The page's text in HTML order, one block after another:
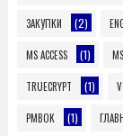
ЗАКУПКИ (2)
MS ACCESS (1)
TRUECRYPT (1)
PMBOK (1)